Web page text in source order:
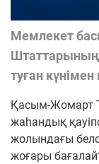
Мемлекет
Штаттарының
туған
Қасым-Жомарт
жаһандық
жолындағы
жоғары